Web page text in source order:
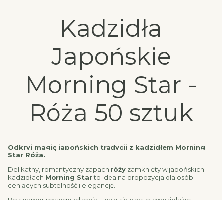
Kadzidła
Japońskie
Morning Star -
Róża 50 sztuk
Odkryj magię japońskich tradycji z kadzidłem Morning
Star Róża.
Delikatny, romantyczny zapach róży zamknięty w japońskich
kadzidłach Morning Starto idealna propozycja dla osób
ceniących subtelność i elegancję.